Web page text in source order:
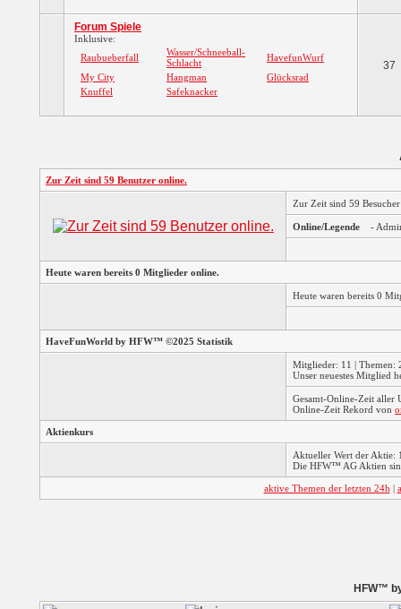
Forum Spiele
Inklusive:
Raubueberfall
Wasser/Schneeball-
Schlacht
HavefunWurf
My City
Hangman
Glücksrad
Knuffel
Safeknacker
37
Zur Zeit sind 59 Benutzer online.
Zur Zeit sind 59
Online/Legende -
Heute waren bereits 0 Mitglieder online.
Heute waren bereits 0
HaveFunWorld by HFW™ ©2025 Statistik
Mitglieder: 11 | Themen:
Unser neuestes Mitglied
Gesamt-Online-Zeit aller
Online-Zeit Rekord von
Aktienkurs
Aktueller Wert der Aktie:
Die HFW™ AG Aktien
aktive Themen der letzten 24h |
HFW™